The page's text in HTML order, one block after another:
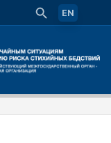
EN